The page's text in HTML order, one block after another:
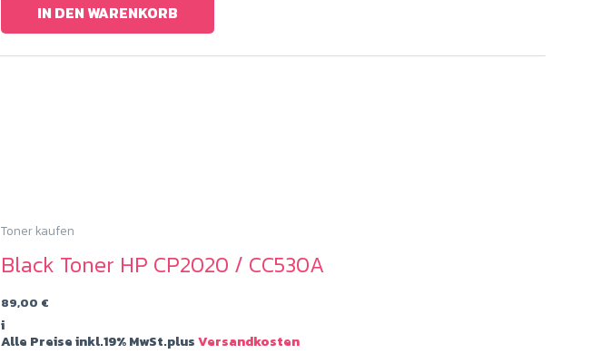
IN DEN WARENKORB
Toner kaufen
Black Toner HP CP2020 / CC530A
89,00 €
i
Alle Preise inkl.19% MwSt.plusVersandkosten